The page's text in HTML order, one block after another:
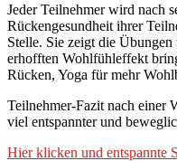
Jeder Teilnehmer wird nach
Rückengesundheit ihrer
Stelle. Sie zeigt die
erhofften Wohlfühleffekt
Rücken, Yoga für mehr
Teilnehmer-Fazit nach
viel entspannter und
Hier klicken und entspannte